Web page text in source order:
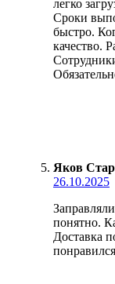
легко
Сроки
быстро.
качество.
Яков
26.10.2025
понятно.
Доставка